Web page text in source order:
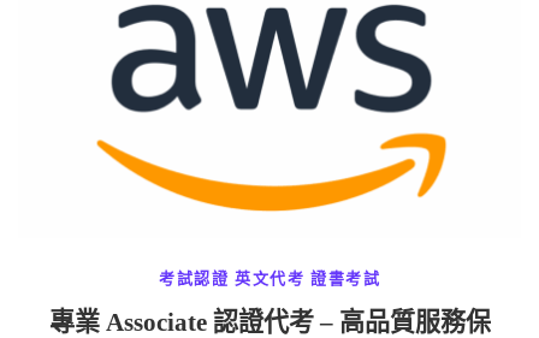
考試認證 英文代考 證書考試
專業 Associate 認證代考 – 高品質服務保